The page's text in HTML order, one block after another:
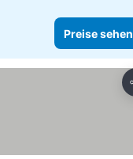
Preise sehen